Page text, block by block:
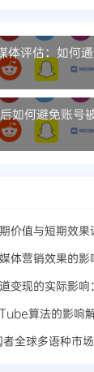
体评估：如何
如何避免账号
巧